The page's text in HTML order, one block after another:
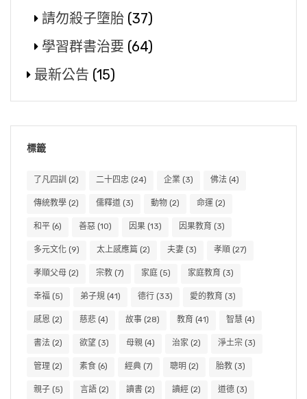
請勿殺子墮胎 (37)
學習群書治要 (64)
最新公告 (15)
標籤
了凡四訓 (2) 二十四忠 (24) 企業 (3) 佛法 (4)
傳統教學 (2) 儒釋道 (3) 動物 (2) 命運 (2)
和平 (6) 善惡 (10) 因果 (13) 因果教育 (3)
多元文化 (9) 太上感應篇 (2) 夫妻 (3) 孝順 (27)
孝順父母 (2) 宗教 (7) 家庭 (5) 家庭教育 (3)
幸福 (5) 弟子規 (41) 德行 (33) 愛的教育 (3)
感恩 (2) 慈悲 (4) 故事 (28) 教育 (41) 智慧 (4)
書法 (2) 欲望 (3) 母親 (4) 治家 (2) 淨土宗 (3)
管理 (2) 素食 (6) 經典 (7) 聰明 (2) 胎教 (3)
親子 (5) 言語 (2) 讀書 (2) 讀經 (2) 道德 (3)